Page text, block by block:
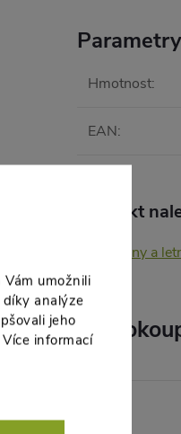
Vám umožnili
analýze
jeho
informací
Hmotnost:
EAN:
Produkt
Květiny a
ještě